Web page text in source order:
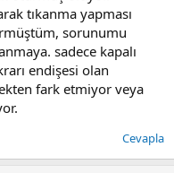
tıkanma yapması
sorunumu
sadece kapalı
endişesi olan
fark etmiyor veya
Cevapla